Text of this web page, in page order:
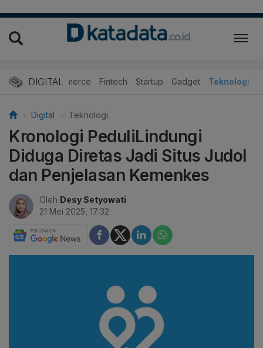
DIGITAL
E-Commerce Fintech Startup Gadget Teknologi
Digital Teknologi
Kronologi PeduliLindungi
Diduga Diretas Jadi Situs Judol
dan Penjelasan Kemenkes
Oleh Desy Setyowati
21 Mei 2025, 17:32